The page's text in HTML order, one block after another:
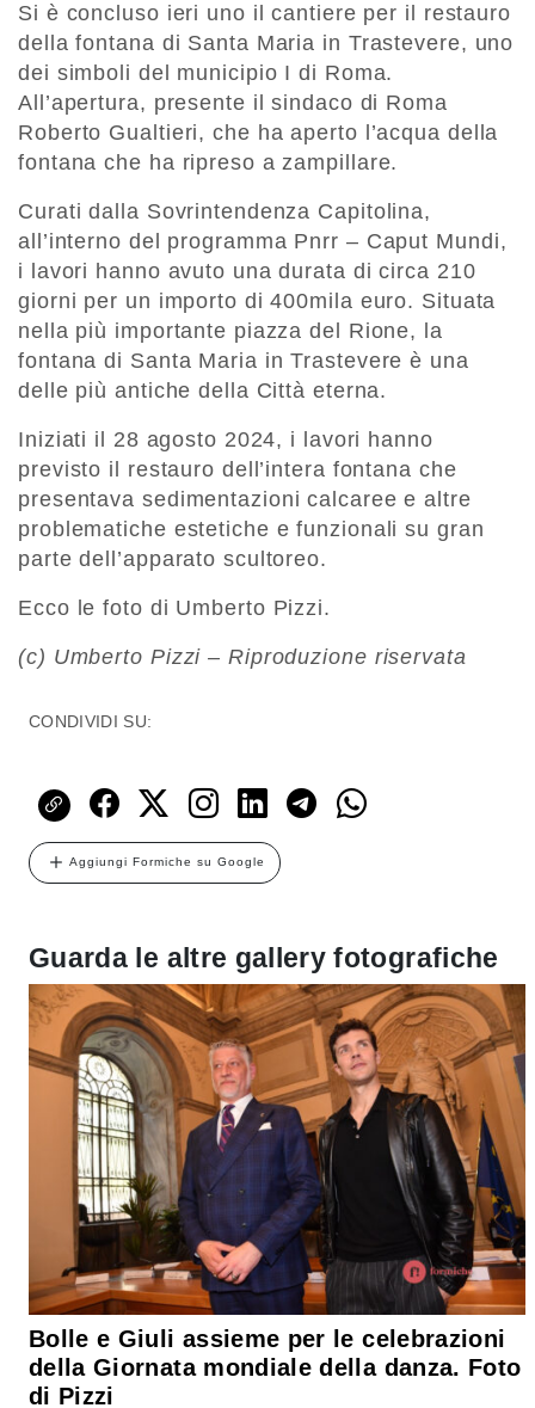
Si è concluso ieri uno il cantiere per il restauro
della fontana di Santa Maria in Trastevere, uno
dei simboli del municipio I di Roma.
All’apertura, presente il sindaco di Roma
Roberto Gualtieri, che ha aperto l’acqua della
fontana che ha ripreso a zampillare.
Curati dalla Sovrintendenza Capitolina,
all’interno del programma Pnrr – Caput Mundi,
i lavori hanno avuto una durata di circa 210
giorni per un importo di 400mila euro. Situata
nella più importante piazza del Rione, la
fontana di Santa Maria in Trastevere è una
delle più antiche della Città eterna.
Iniziati il 28 agosto 2024, i lavori hanno
previsto il restauro dell’intera fontana che
presentava sedimentazioni calcaree e altre
problematiche estetiche e funzionali su gran
parte dell’apparato scultoreo.
Ecco le foto di Umberto Pizzi.
(c) Umberto Pizzi – Riproduzione riservata
CONDIVIDI SU:
Aggiungi Formiche su Google
Guarda le altre gallery fotografiche
Bolle e Giuli assieme per le celebrazioni
della Giornata mondiale della danza. Foto
di Pizzi